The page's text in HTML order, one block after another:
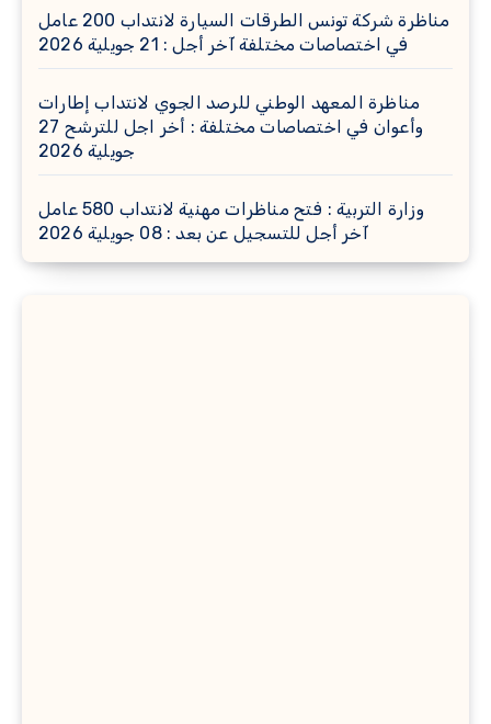
مناظرة شركة تونس الطرقات السيارة لانتداب 200 عامل
في اختصاصات مختلفة آخر أجل : 21 جويلية 2026
مناظرة المعهد الوطني للرصد الجوي لانتداب إطارات
وأعوان في اختصاصات مختلفة : أخر اجل للترشح 27
جويلية 2026
وزارة التربية : فتح مناظرات مهنية لانتداب 580 عامل
آخر أجل للتسجيل عن بعد : 08 جويلية 2026